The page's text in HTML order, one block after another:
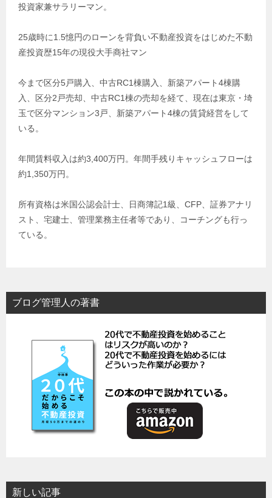
投資家兼サラリーマン。
25歳時に1.5憶円のローンを背負い不動産投資をはじめた不動
産投資歴15年の現役大手商社マン
今まで区分5戸購入、中古RC1棟購入、新築アパート4棟購
入、区分2戸売却、中古RC1棟の売却を経て、現在は東京・埼
玉で区分マンション3戸、新築アパート4棟の賃貸経営をして
いる。
年間賃料収入は約3,400万円。年間手残りキャッシュフローは
約1,350万円。
所有資格は米国公認会計士、日商簿記1級、CFP、証券アナリ
スト、宅建士、管理業務主任者等であり、コーチングも行っ
ている。
ブログ管理人の著書
新しい記事